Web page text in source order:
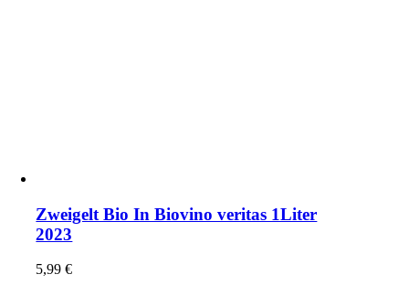
Zweigelt Bio In Biovino veritas 1Liter
2023
5,99€